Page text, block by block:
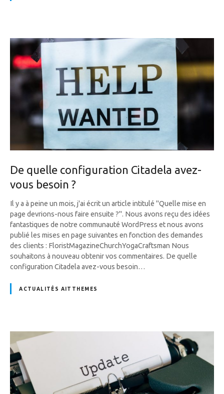
De quelle configuration Citadela avez-
vous besoin ?
Il y a à peine un mois, j'ai écrit un article intitulé "Quelle mise en
page devrions-nous faire ensuite ?". Nous avons reçu des idées
fantastiques de notre communauté WordPress et nous avons
publié les mises en page suivantes en fonction des demandes
des clients : FloristMagazineChurchYogaCraftsman Nous
souhaitons à nouveau obtenir vos commentaires. De quelle
configuration Citadela avez-vous besoin…
ACTUALITÉS AITTHEMES